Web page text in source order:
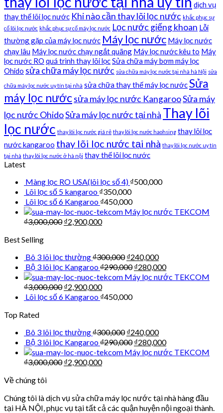
dịch vụ
thay thế lõi lọc nước Khi nào cần thay lõi lọc nước khắc phục sự
cố lõi lọc nước khắc phục sự cố máy lọc nước Lọc nước giếng khoan Lỗi
thường gặp của máy lọc nước Máy lọc nước Máy lọc nước
chạy lâu Máy lọc nước chạy ngắt quãng Máy lọc nước kêu to Máy
lọc nước RO quá trình thay lõi lọcSửa chữa máy bơm máy lọc
Ohido sửa chữa máy lọc nước sửa chữa máy lọc nước tại nhà hà Nội sửa
chữa máy lọc nước uy tín tại nhà sửa chữa thay thế máy lọc nướcSửa
máy lọc nướcsửa máy lọc nước KangarooSửa máy
lọc nước OhidoSửa máy lọc nước tại nhà Thay lõi
lọc nước thay lõi lọc nước giá rẻ thay lõi lọc nước haohsing thay lõi lọc
nước kangaroo thay lõi lọc nước tại nhà thay lõi lọc nước uy tín
tại nhà thay lõi lọc nước ở hà nội thay thế lõi lọc nước
Latest
Màng lọc RO USA(lõi lọc số 4) ₫500,000
Lõi lọc số 5 kangaroo ₫350,000
Lõi lọc số 6 Kangaroo ₫450,000
Máy lọc nước TEKCOM
₫3,000,000 ₫2,900,000
Best Selling
Bô 3 lõi lọc thường₫300,000 ₫240,000
Bộ 3 lõi lọc Kangaroo₫290,000 ₫280,000
Máy lọc nước TEKCOM
₫3,000,000 ₫2,900,000
Lõi lọc số 6 Kangaroo ₫450,000
Top Rated
Bô 3 lõi lọc thường₫300,000 ₫240,000
Bộ 3 lõi lọc Kangaroo₫290,000 ₫280,000
Máy lọc nước TEKCOM
₫3,000,000 ₫2,900,000
Về chúng tôi
Chúng tôi là dịch vụ sửa chữa máy lọc nước tại nhà hàng đầu
tại HÀ NỘI, phục vụ tại tất cả các quận huyện nội ngoại thành.